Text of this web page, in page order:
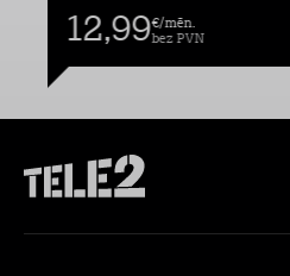
12,99€/mēn.
bez PVN